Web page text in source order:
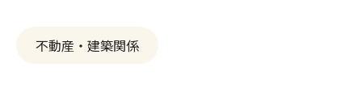
不動産・建築関係